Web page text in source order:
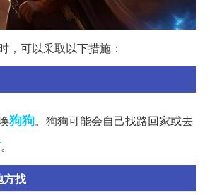
，可以采取以下措施：
狗狗。狗狗可能会自己找路回家或去
。
方找